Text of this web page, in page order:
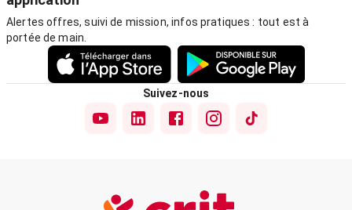
Alertes offres, suivi de mission, infos pratiques : tout est à
portée de main.
Suivez-nous